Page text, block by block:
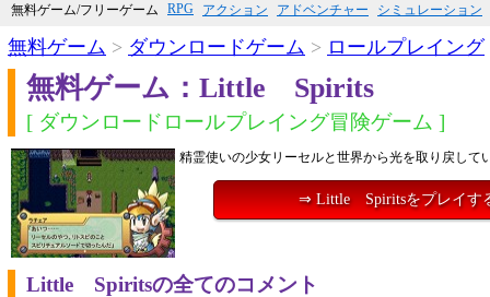
無料ゲーム/フリーゲーム RPG アクション アドベンチャー シミュレーション
無料ゲーム > ダウンロードゲーム > ロールプレイング
無料ゲーム：Little Spirits
[ ダウンロードロールプレイング冒険ゲーム ]
精霊使いの少女リーセルと世界から光を取り戻して
⇒ Little Spiritsをプレイす
Little Spiritsの全てのコメント